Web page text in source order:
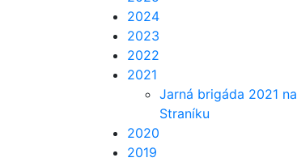
2024
2023
2022
2021
Jarná brigáda 2021 na
Straníku
2020
2019